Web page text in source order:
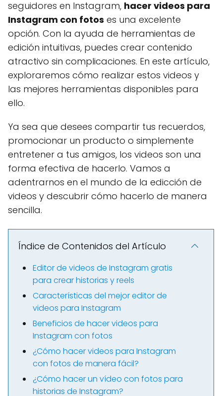
seguidores en Instagram, hacer videos para
Instagram con fotos es una excelente
opción. Con la ayuda de herramientas de
edición intuitivas, puedes crear contenido
atractivo sin complicaciones. En este artículo,
exploraremos cómo realizar estos videos y
las mejores herramientas disponibles para
ello.
Ya sea que desees compartir tus recuerdos,
promocionar un producto o simplemente
entretener a tus amigos, los videos son una
forma efectiva de hacerlo. Vamos a
adentrarnos en el mundo de la edicción de
videos y descubrir cómo hacerlo de manera
sencilla.
Índice de Contenidos del Artículo
Editor de videos de Instagram gratis
para crear historias y reels
Características del mejor editor de
videos para Instagram
Beneficios de hacer videos para
Instagram con fotos
¿Cómo hacer videos para Instagram
con fotos de manera fácil?
¿Cómo hacer un vídeo con fotos para
historias de Instagram?